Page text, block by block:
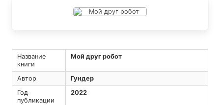
Название
книги
Мой друг робот
Автор
Гундер
Год
публикации
2022